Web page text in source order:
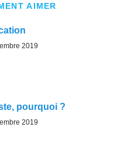
AIMER
2019
pourquoi ?
2019